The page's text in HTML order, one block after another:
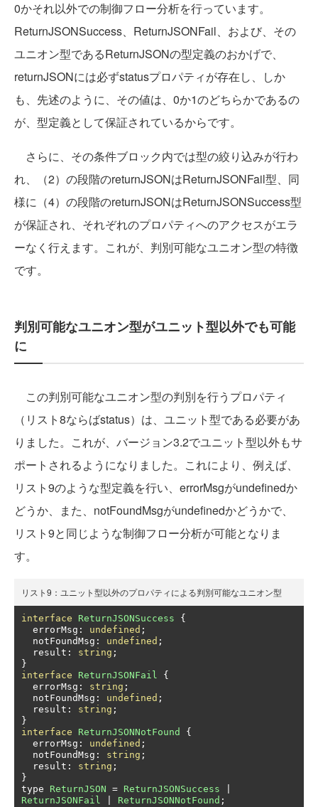
0かそれ以外での制御フロー分析を行っています。
ReturnJSONSuccess、ReturnJSONFail、および、その
ユニオン型であるReturnJSONの型定義のおかげで、
returnJSONには必ずstatusプロパティが存在し、しか
も、先述のように、その値は、0か1のどちらかであるの
が、型定義として保証されているからです。
さらに、その条件ブロック内では型の絞り込みが行わ
れ、（2）の段階のreturnJSONはReturnJSONFail型、同
様に（4）の段階のreturnJSONはReturnJSONSuccess型
が保証され、それぞれのプロパティへのアクセスがエラ
ーなく行えます。これが、判別可能なユニオン型の特徴
です。
判別可能なユニオン型がユニット型以外でも可能
に
この判別可能なユニオン型の判別を行うプロパティ
（リスト8ならばstatus）は、ユニット型である必要があ
りました。これが、バージョン3.2でユニット型以外もサ
ポートされるようになりました。これにより、例えば、
リスト9のような型定義を行い、errorMsgがundefinedか
どうか、また、notFoundMsgがundefinedかどうかで、
リスト9と同じような制御フロー分析が可能となりま
す。
リスト9：ユニット型以外のプロパティによる判別可能なユニオン型
interface ReturnJSONSuccess
{
  errorMsg
: undefined ;
  notFoundMsg
: undefined ;
  result
: string ;
}
interface
ReturnJSONFail
{
  errorMsg
: string ;
  notFoundMsg
: undefined ;
  result
: string ;
}
interface
ReturnJSONNotFound
{
  errorMsg
: undefined ;
  notFoundMsg
: string ;
  result
: string ;
}
type ReturnJSON = ReturnJSONSuccess
ReturnJSONFail
ReturnJSONNotFound ;